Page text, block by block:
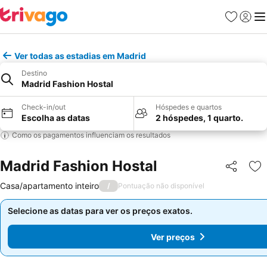
Favoritos
Iniciar
Ver todas as estadias em Madrid
Destino
Madrid Fashion Hostal
Check-in/out
Escolha as datas
Hóspedes e quartos
2 hóspedes, 1 quarto.
Como os pagamentos influenciam os resultados
Madrid Fashion Hostal Partilhar
Casa/apartamento inteiro / Pontuação não disponível
Selecione as datas para ver os preços exatos.
Selecione as datas para ver os preços exatos.
Ver preços